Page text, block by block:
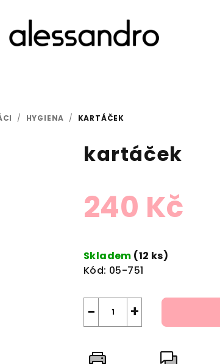
/ HYGIENA / KARTÁČEK
kartáček
240 Kč
cena:
Skladem (12 ks)
Kód: 05-751
+
−